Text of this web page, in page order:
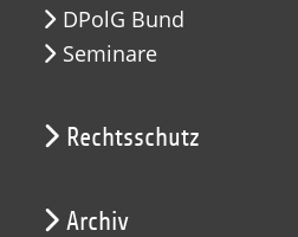
DPolG Bund
Seminare
Rechtsschutz
Archiv